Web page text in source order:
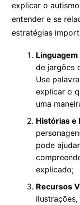
explicar o
entender e se
estratégias
de jargões
Use
explicar o
uma
Histórias e
pode
explicado;
Recursos